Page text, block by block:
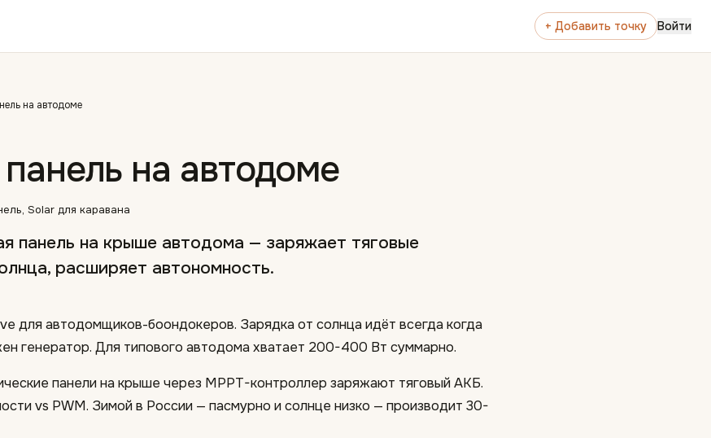
+ Добавить точку Войти
на автодоме
на автодоме
Solar для каравана
панель на крыше автодома — заряжает тяговые
расширяет автономность.
для автодомщиков-боондокеров. Зарядка от солнца идёт всегда когда
генератор. Для типового автодома хватает 200-400 Вт суммарно.
панели на крыше через MPPT-контроллер заряжают тяговый АКБ.
vs PWM. Зимой в России — пасмурно и солнце низко — производит 30-